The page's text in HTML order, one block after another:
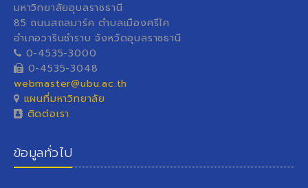
มหาวิทยาลัยอุบลราชธานี
85 ถนนสถลมาร์ค ตำบลเมืองศรีไค
อำเภอวารินชำราบ จังหวัดอุบลราชธานี
0-4535-3000
0-4535-3048
webmaster@ubu.ac.th
แผนที่มหาวิทยาลัย
ติดต่อเรา
ข้อมูลทั่วไป